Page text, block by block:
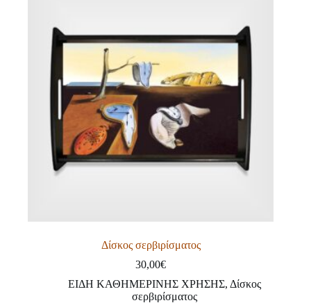
Δίσκος σερβιρίσματος
30,00€
ΕΙΔΗ ΚΑΘΗΜΕΡΙΝΗΣ ΧΡΗΣΗΣ, Δίσκος
σερβιρίσματος